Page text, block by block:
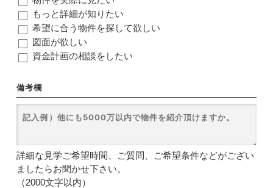
もっと詳細が知りたい
希望に合う物件を探して欲しい
図面が欲しい
資金計画の相談をしたい
備考欄
詳細な見学ご希望時間、ご質問、ご希望条件などがござい
ましたらお聞かせ下さい。
（2000文字以内）